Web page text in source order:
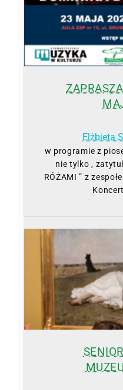
Elżbieta
w programie z
nie tylko ,
RÓŻAMI ” z